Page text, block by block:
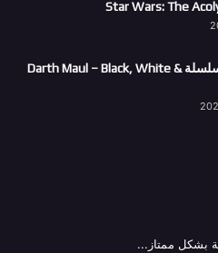
الاعلان عن سلسلة Darth Maul – Black, White &
بشكل ممتاز...